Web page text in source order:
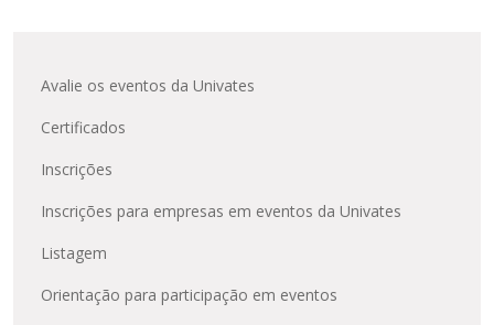
Avalie os eventos da Univates
Certificados
Inscrições
Inscrições para empresas em eventos da Univates
Listagem
Orientação para participação em eventos